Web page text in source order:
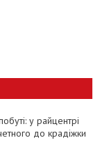
у райцентрі
до крадіжки